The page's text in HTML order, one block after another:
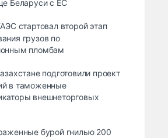
Беларуси с ЕС
стартовал второй этап
грузов по
пломбам
подготовили проект
в таможенные
внешнеторговых
бурой гнилью 200